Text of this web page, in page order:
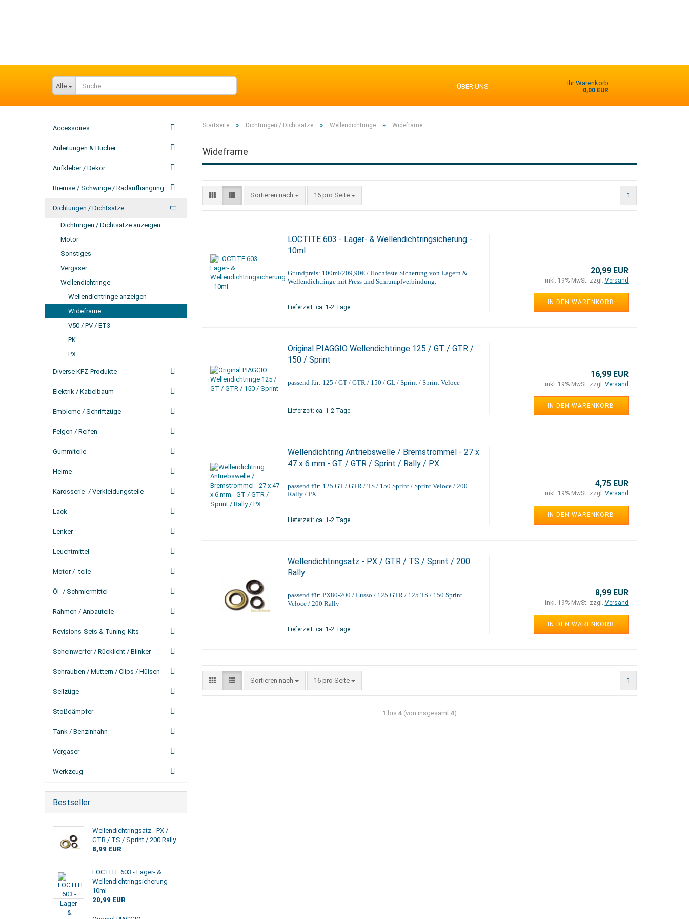
Alle Ihr Warenkorb
0,00 EUR
ÜBER UNS
Startseite » Dichtungen / Dichtsätze » Wellendichtringe » Wideframe
Wideframe
Sortieren nach 16 pro Seite 1
LOCTITE 603 - Lager- & Wellendichtringsicherung -
10ml
Grundpreis: 100ml/209,90€ / Hochfeste Sicherung von Lagern &
Wellendichtringe mit Press und Schrumpfverbindung.
Lieferzeit: ca. 1-2 Tage
20,99 EUR
inkl. 19% MwSt. zzgl. Versand
IN DEN WARENKORB
Original PIAGGIO Wellendichtringe 125 / GT / GTR /
150 / Sprint
passend für: 125 / GT / GTR / 150 / GL / Sprint / Sprint Veloce
Lieferzeit: ca. 1-2 Tage
16,99 EUR
inkl. 19% MwSt. zzgl. Versand
IN DEN WARENKORB
Wellendichtring Antriebswelle / Bremstrommel - 27 x
47 x 6 mm - GT / GTR / Sprint / Rally / PX
passend für: 125 GT / GTR / TS / 150 Sprint / Sprint Veloce / 200
Rally / PX
Lieferzeit: ca. 1-2 Tage
4,75 EUR
inkl. 19% MwSt. zzgl. Versand
IN DEN WARENKORB
Wellendichtringsatz - PX / GTR / TS / Sprint / 200
Rally
passend für: PX80-200 / Lusso / 125 GTR / 125 TS / 150 Sprint
Veloce / 200 Rally
Lieferzeit: ca. 1-2 Tage
8,99 EUR
inkl. 19% MwSt. zzgl. Versand
IN DEN WARENKORB
Sortieren nach 16 pro Seite 1
1 bis 4(von insgesamt 4)
Accessoires
Anleitungen & Bücher
Aufkleber / Dekor
Bremse / Schwinge / Radaufhängung
Dichtungen / Dichtsätze
Dichtungen / Dichtsätze anzeigen
Motor
Sonstiges
Vergaser
Wellendichtringe
Wellendichtringe anzeigen
Wideframe
V50 / PV / ET3
PK
PX
Diverse KFZ-Produkte
Elektrik / Kabelbaum
Embleme / Schriftzüge
Felgen / Reifen
Gummiteile
Helme
Karosserie- / Verkleidungsteile
Lack
Lenker
Leuchtmittel
Motor / -teile
Öl- / Schmiermittel
Rahmen / Anbauteile
Revisions-Sets & Tuning-Kits
Scheinwerfer / Rücklicht / Blinker
Schrauben / Muttern / Clips / Hülsen
Seilzüge
Stoßdämpfer
Tank / Benzinhahn
Vergaser
Werkzeug
Bestseller
Wellendichtringsatz - PX /
GTR / TS / Sprint / 200 Rally
8,99 EUR
LOCTITE 603 - Lager- &
Wellendichtringsicherung -
10ml
20,99 EUR